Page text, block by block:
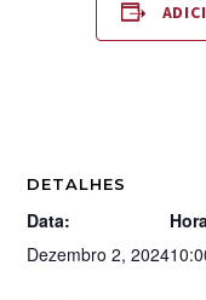
DETALHES
Data:
Dezembro 2, 2024